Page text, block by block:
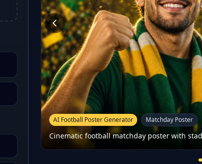
AI Football Poster Generator Matchday Poster
Cinematic football matchday poster with